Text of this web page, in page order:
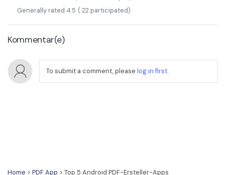
Generally rated 4.5 ( 22 participated)
Kommentar(e)
To submit a comment, please log in first.
Home > PDF App > Top 5 Android PDF-Ersteller-Apps